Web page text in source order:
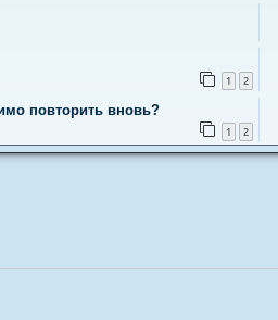
1 2
повторить вновь?
1 2